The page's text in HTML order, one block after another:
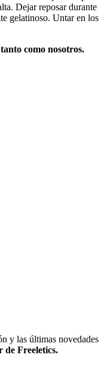
Dejar reposar durante
gelatinoso. Untar en los
como nosotros.
y las últimas novedades
de Freeletics.